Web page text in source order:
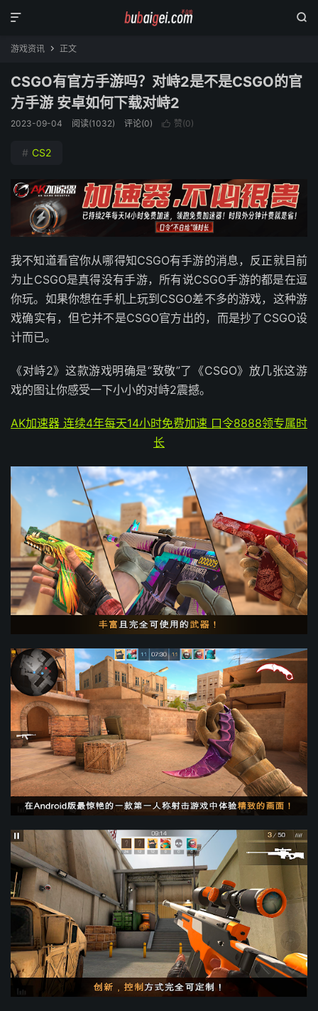


游戏资讯  正文
CSGO有官方手游吗？对峙2是不是CSGO的官
方手游 安卓如何下载对峙2
2023-09-04 阅读(1032) 评论(0)  赞(0)
# CS2
我不知道看官你从哪得知CSGO有手游的消息，反正就目前
为止CSGO是真得没有手游，所有说CSGO手游的都是在逗
你玩。如果你想在手机上玩到CSGO差不多的游戏，这种游
戏确实有，但它并不是CSGO官方出的，而是抄了CSGO设
计而已。
《对峙2》这款游戏明确是“致敬”了《CSGO》放几张这游
戏的图让你感受一下小小的对峙2震撼。
AK加速器 连续4年每天14小时免费加速 口令8888领专属时
长